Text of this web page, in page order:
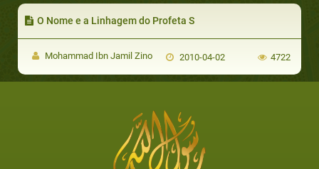
O Nome e a Linhagem do Profeta S
Mohammad Ibn Jamil Zino 2010-04-02 4722